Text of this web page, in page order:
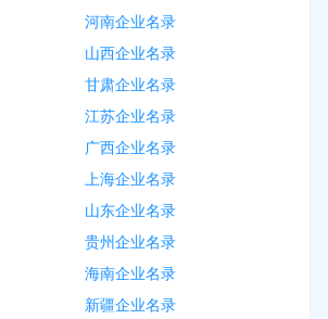
河南企业名录
山西企业名录
甘肃企业名录
江苏企业名录
广西企业名录
上海企业名录
山东企业名录
贵州企业名录
海南企业名录
新疆企业名录